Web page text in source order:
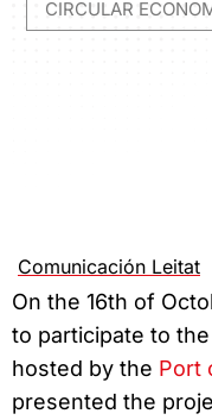
CIRCULAR
Comunicación Leitat
On the 16th of
to participate to
hosted by the Port
presented the